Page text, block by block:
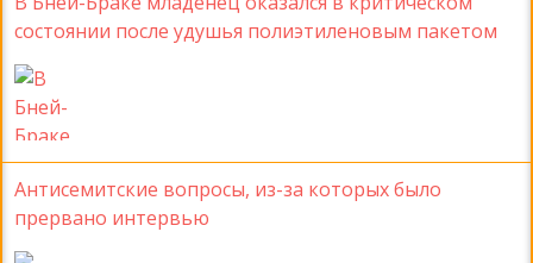
состоянии после удушья полиэтиленовым пакетом
Антисемитские вопросы, из-за которых было
прервано интервью